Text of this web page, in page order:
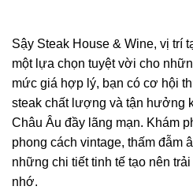
Sậy Steak House & Wine, vị trí
một lựa chọn tuyệt vời cho
mức giá hợp lý, bạn có cơ hội
steak chất lượng và tận hưởng
Châu Âu đầy lãng mạn. Khám
phong cách vintage, thấm đẫm
những chi tiết tinh tế tạo nên
nhớ.